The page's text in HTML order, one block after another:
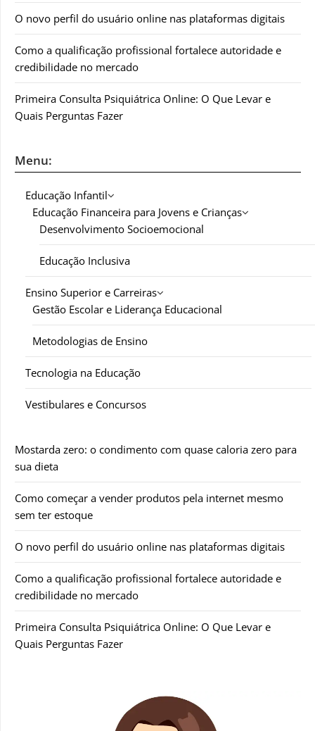
O novo perfil do usuário online nas plataformas digitais
Como a qualificação profissional fortalece autoridade e
credibilidade no mercado
Primeira Consulta Psiquiátrica Online: O Que Levar e
Quais Perguntas Fazer
Menu:
Educação Infantil
Educação Financeira para Jovens e Crianças
Desenvolvimento Socioemocional
Educação Inclusiva
Ensino Superior e Carreiras
Gestão Escolar e Liderança Educacional
Metodologias de Ensino
Tecnologia na Educação
Vestibulares e Concursos
Mostarda zero: o condimento com quase caloria zero para
sua dieta
Como começar a vender produtos pela internet mesmo
sem ter estoque
O novo perfil do usuário online nas plataformas digitais
Como a qualificação profissional fortalece autoridade e
credibilidade no mercado
Primeira Consulta Psiquiátrica Online: O Que Levar e
Quais Perguntas Fazer